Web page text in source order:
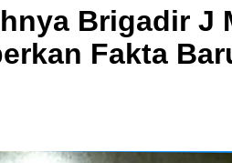
Brigadir J
Fakta